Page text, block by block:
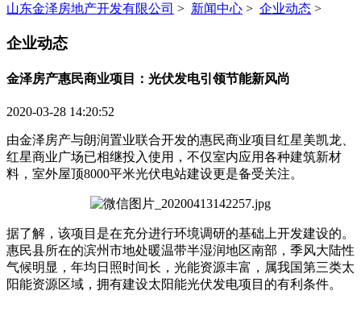
山东金泽房地产开发有限公司 > 新闻中心 > 企业动态 >
企业动态
金泽房产惠民商业项目：光伏发电引领节能新风尚
2020-03-28 14:20:52
由金泽房产与朗润置业联合开发的惠民商业项目红星美凯龙、
红星商业广场已相继投入使用，不仅室内应用各种建筑新材
料，室外屋顶8000平米光伏电站建设更是备受关注。
据了解，该项目是在充分进行环境调研的基础上开发建设的。
惠民县所在的滨州市地处暖温带半湿润地区南部，季风大陆性
气候明显，年均日照时间长，光能资源丰富，属我国第三类太
阳能资源区域，拥有建设太阳能光伏发电项目的有利条件。